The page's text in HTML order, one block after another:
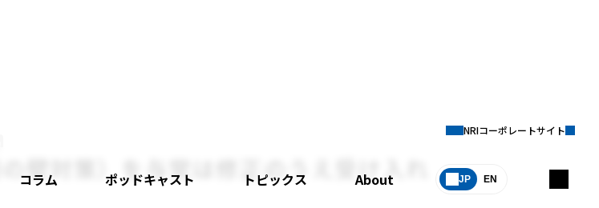
コラム ポッドキャスト トピックス About JP EN
NRIコーポレートサイト
壁対策）を与党は修正のうえ受け入れ